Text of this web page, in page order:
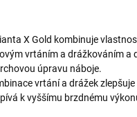
X Gold kombinuje
vrtáním a drážkováním a
úpravu náboje.
vrtání a drážek
k vyššímu brzdnému